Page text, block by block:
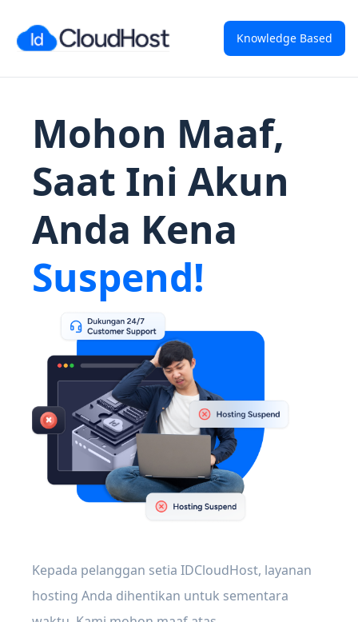
Knowledge Based
Mohon Maaf,
Saat Ini Akun
Anda Kena
Suspend!
Kepada pelanggan setia IDCloudHost, layanan
hosting Anda dihentikan untuk sementara